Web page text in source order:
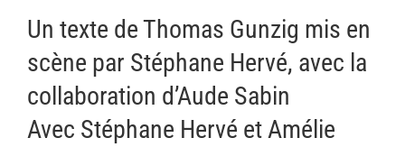
Un texte de Thomas Gunzig mis en
scène par Stéphane Hervé, avec la
collaboration d’Aude Sabin
Avec Stéphane Hervé et Amélie